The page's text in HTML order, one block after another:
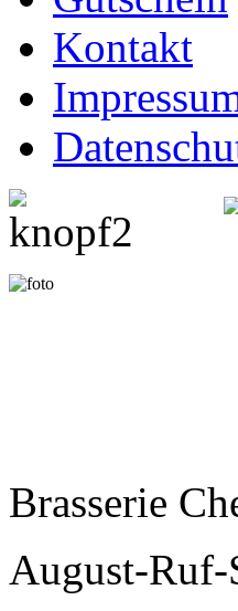
Kontakt
Brasserie
August-Ruf-